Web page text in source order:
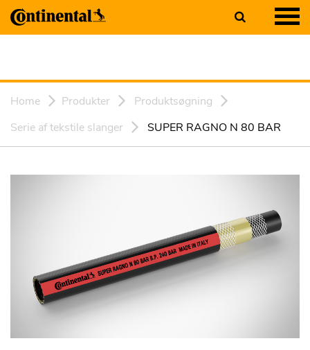
Home Produkter
Produktsøgning
Serie af tekstile slanger
SUPER RAGNO N 80 BAR